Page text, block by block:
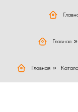
Главная »
Главная »